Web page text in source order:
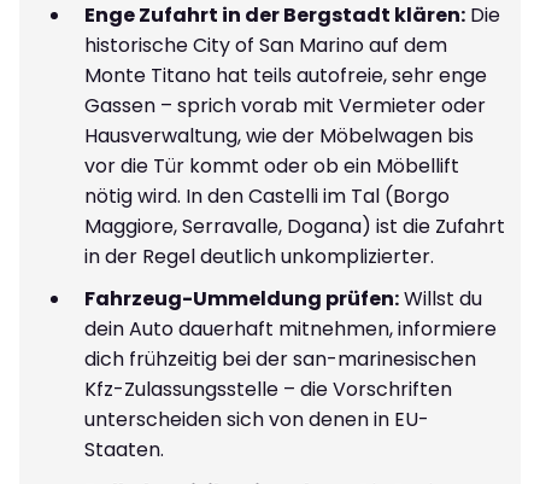
Enge Zufahrt in der Bergstadt klären: Die
historische City of San Marino auf dem
Monte Titano hat teils autofreie, sehr enge
Gassen – sprich vorab mit Vermieter oder
Hausverwaltung, wie der Möbelwagen bis
vor die Tür kommt oder ob ein Möbellift
nötig wird. In den Castelli im Tal (Borgo
Maggiore, Serravalle, Dogana) ist die Zufahrt
in der Regel deutlich unkomplizierter.
Fahrzeug-Ummeldung prüfen:Willst du
dein Auto dauerhaft mitnehmen, informiere
dich frühzeitig bei der san-marinesischen
Kfz-Zulassungsstelle – die Vorschriften
unterscheiden sich von denen in EU-
Staaten.